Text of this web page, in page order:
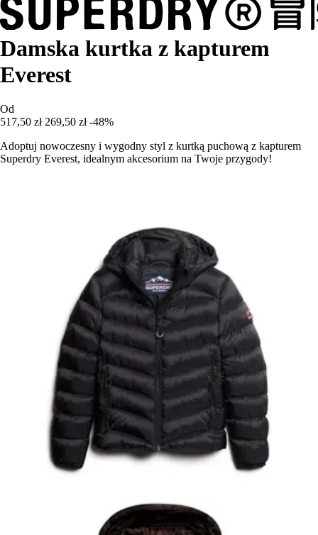
Damska kurtka z kapturem
Everest
Od
517,50 zł 269,50 zł -48%
Adoptuj nowoczesny i wygodny styl z kurtką puchową z kapturem
Superdry Everest, idealnym akcesorium na Twoje przygody!